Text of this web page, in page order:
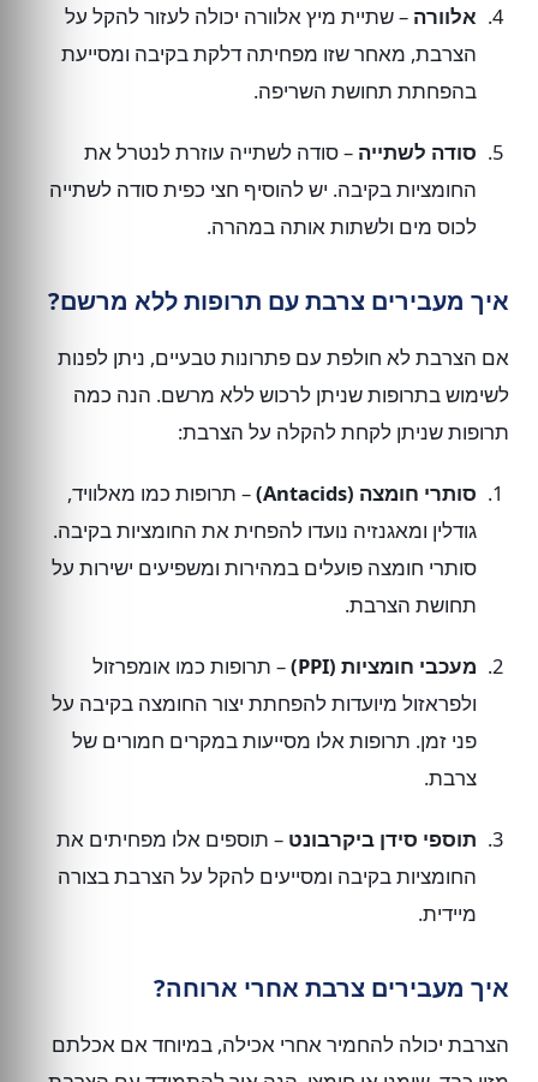
אלוורה – שתיית מיץ אלוורה יכולה לעזור להקל על
הצרבת, מאחר שזו מפחיתה דלקת בקיבה ומסייעת
בהפחתת תחושת השריפה.
סודה לשתייה – סודה לשתייה עוזרת לנטרל את
החומציות בקיבה. יש להוסיף חצי כפית סודה לשתייה
לכוס מים ולשתות אותה במהרה.
איך מעבירים צרבת עם תרופות ללא מרשם?
אם הצרבת לא חולפת עם פתרונות טבעיים, ניתן לפנות
לשימוש בתרופות שניתן לרכוש ללא מרשם. הנה כמה
תרופות שניתן לקחת להקלה על הצרבת:
סותרי חומצה (Antacids)
– תרופות כמו מאלוויד,
גודלין ומאגנזיה נועדו להפחית את החומציות בקיבה.
סותרי חומצה פועלים במהירות ומשפיעים ישירות על
תחושת הצרבת.
מעכבי חומציות (PPI)
– תרופות כמו אומפרזול
ולפראזול מיועדות להפחתת יצור החומצה בקיבה על
פני זמן. תרופות אלו מסייעות במקרים חמורים של
צרבת.
תוספי סידן ביקרבונט – תוספים אלו מפחיתים את
החומציות בקיבה ומסייעים להקל על הצרבת בצורה
מיידית.
איך מעבירים צרבת אחרי ארוחה?
הצרבת יכולה להחמיר אחרי אכילה, במיוחד אם אכלתם